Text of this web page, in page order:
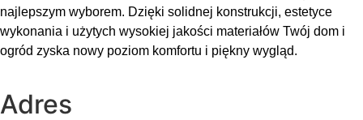
najlepszym wyborem. Dzięki solidnej konstrukcji, estetyce
wykonania i użytych wysokiej jakości materiałów Twój dom i
ogród zyska nowy poziom komfortu i piękny wygląd.
Adres